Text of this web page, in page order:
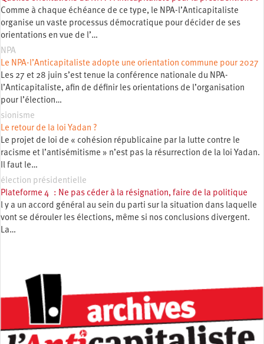
Comme à chaque échéance de ce type, le NPA-l’Anticapitaliste
organise un vaste processus démocratique pour décider de ses
orientations en vue de l’…
NPA
Le NPA-l’Anticapitaliste adopte une orientation commune pour 2027
Les 27 et 28 juin s’est tenue la conférence nationale du NPA-
l’Anticapitaliste, afin de définir les orientations de l’organisation
pour l’élection…
sionisme
Le retour de la loi Yadan ?
Le projet de loi de « cohésion républicaine par la lutte contre le
racisme et l’antisémitisme » n’est pas la résurrection de la loi Yadan.
Il faut le…
élection présidentielle
Plateforme 4 : Ne pas céder à la résignation, faire de la politique
l y a un accord général au sein du parti sur la situation dans laquelle
vont se dérouler les élections, même si nos conclusions divergent.
La…